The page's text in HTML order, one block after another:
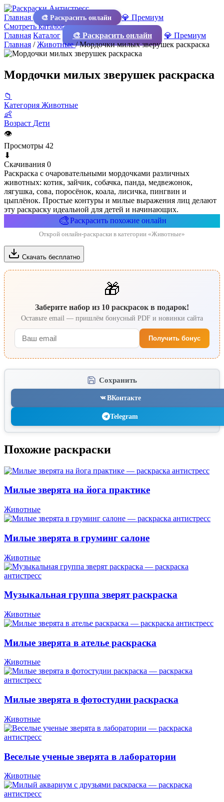
Главная 🎨 Раскрасить онлайн
💎 Премиум
Смотреть каталог
Главная Каталог 🎨 Раскрасить онлайн
💎 Премиум
Главная /Животные/Мордочки милых зверушек раскраска
Мордочки милых зверушек раскраска
📁
Категория Животные
👶
Возраст Дети
👁
Просмотры 42
⬇
Скачивания 0
Раскраска с очаровательными мордочками различных
животных: котик, зайчик, собачка, панда, медвежонок,
лягушка, сова, поросёнок, коала, лисичка, пингвин и
цыплёнок. Простые контуры и милые выражения лиц делают
эту раскраску идеальной для детей и начинающих.
🎨Раскрасить похожие онлайн
Открой онлайн-раскраски в категории «Животные»
Скачать бесплатно
🎁
Заберите набор из 10 раскрасок в подарок!
Оставьте email — пришлём бонусный PDF и новинки сайта
Получить бонус
Сохранить
ВКонтакте
Telegram
Похожие раскраски
Милые зверята на йога практике
Животные
Милые зверята в груминг салоне
Животные
Музыкальная группа зверят раскраска
Животные
Милые зверята в ателье раскраска
Животные
Милые зверята в фотостудии раскраска
Животные
Веселые ученые зверята в лаборатории
Животные